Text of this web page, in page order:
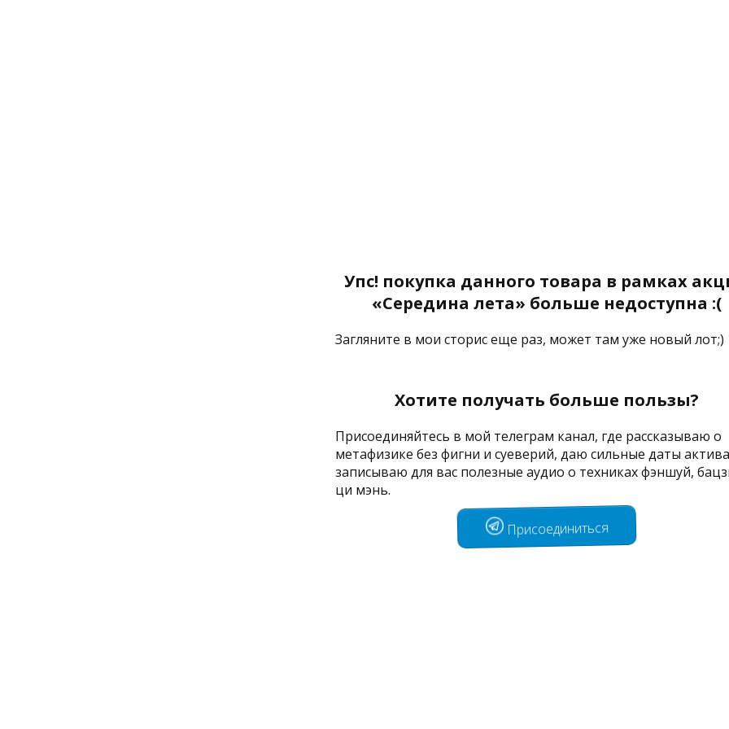
Упс! покупка данного товара в рамках
«Середина лета» больше недоступна :(
Загляните в мои сторис еще раз, может там уже новый лот;)
Хотите получать больше пользы?
Присоединяйтесь в мой телеграм канал, где рассказываю о
метафизике без фигни и суеверий, даю сильные даты
записываю для вас полезные аудио о техниках фэншуй,
ци мэнь.
Присоединиться